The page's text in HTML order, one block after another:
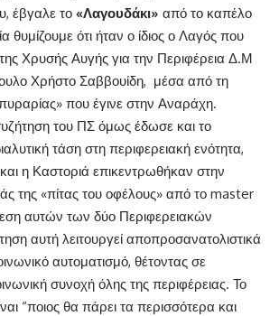
έβγαλε το «Λαγουδάκι» από το καπέλο
θυμίζουμε ότι ήταν ο ίδιος ο Λαγός που
Χρυσής Αυγής για την Περιφέρεια Δ.Μ
Χρήστο Σαββουίδη, μέσα από τη
που έγινε στην Αναράχη.
του ΠΣ όμως έδωσε και το
τάση στη περιφερειακή ενότητα,
η Καστοριά επικεντρωθήκαν στην
της «πίτας του οφέλους» από το master
αυτών των δύο Περιφερειακών
αυτή λειτουργεί αποπροσανατολιστικά
αυτοματισμό, θέτοντας σε
συνοχή όλης της περιφέρειας. Το
“ποιος θα πάρει τα περισσότερα και